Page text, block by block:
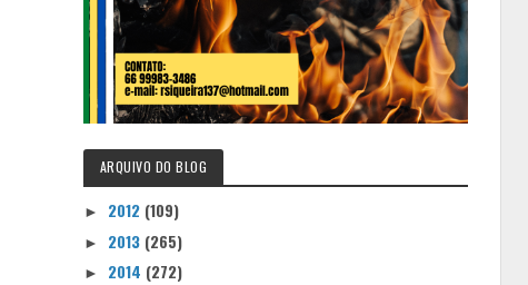
ARQUIVO DO BLOG
► 2012 (109)
► 2013 (265)
► 2014 (272)